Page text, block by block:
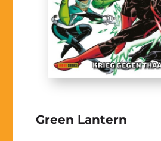
Green Lantern